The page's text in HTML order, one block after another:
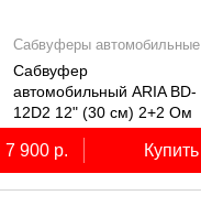
Сабвуферы автомобильные
Сабвуфер
автомобильный ARIA BD-
12D2 12" (30 см) 2+2 Ом
7 900 р. Купить